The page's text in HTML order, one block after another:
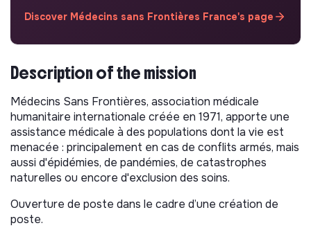
Discover Médecins sans Frontières France's page
Description of the mission
Médecins Sans Frontières, association médicale
humanitaire internationale créée en 1971, apporte une
assistance médicale à des populations dont la vie est
menacée : principalement en cas de conflits armés, mais
aussi d'épidémies, de pandémies, de catastrophes
naturelles ou encore d'exclusion des soins.
Ouverture de poste dans le cadre d’une création de
poste.